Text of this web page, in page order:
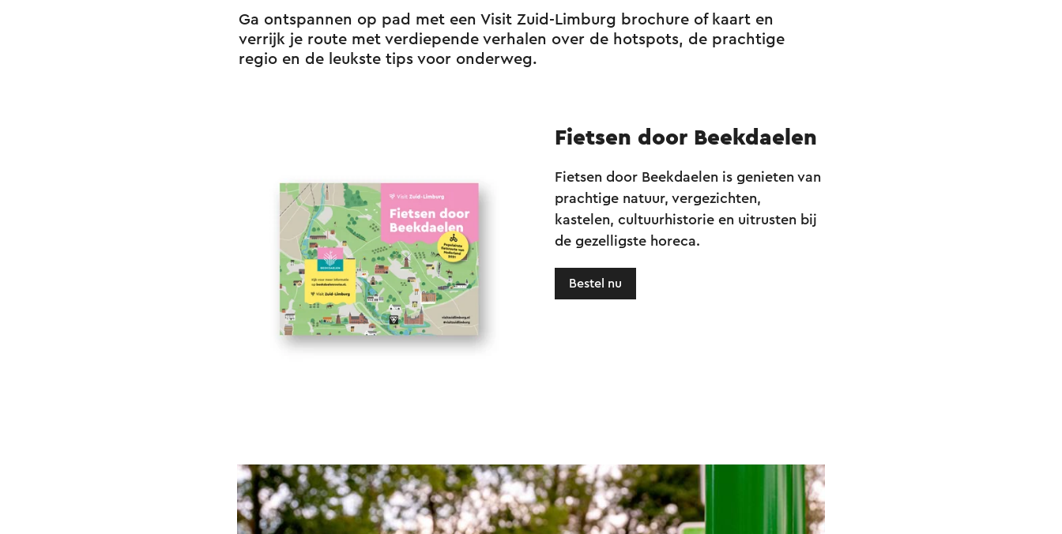
informatie over de gemeente Beekdaelen en vind je leuke afstaptips.
Ga ontspannen op pad met een Visit Zuid-Limburg brochure of kaart en
verrijk je route met verdiepende verhalen over de hotspots, de prachtige
regio en de leukste tips voor onderweg.
Fietsen door Beekdaelen
Fietsen door Beekdaelen is genieten van
prachtige natuur, vergezichten,
kastelen, cultuurhistorie en uitrusten bij
de gezelligste horeca.
Bestel nu